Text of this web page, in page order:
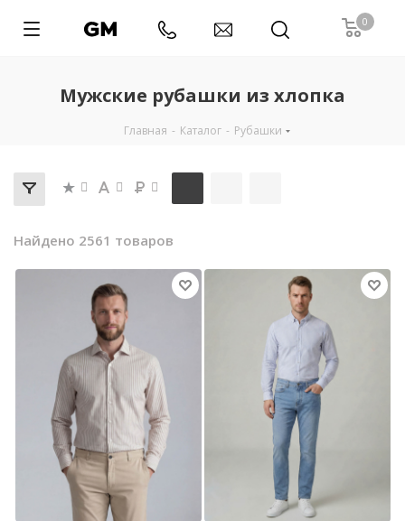
0
Мужские рубашки из хлопка
Главная - Каталог - Рубашки
Найдено 2561 товаров